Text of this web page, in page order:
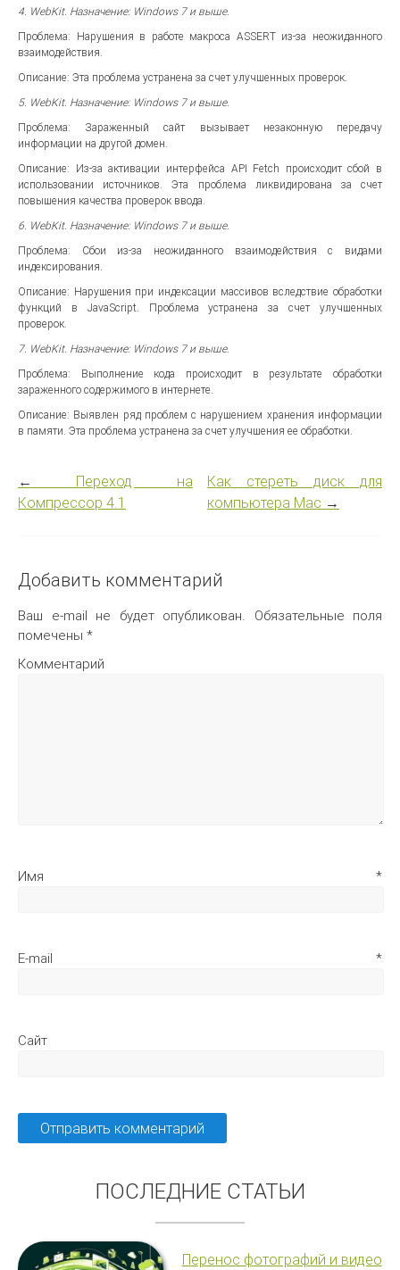
4. WebKit. Назначение: Windows 7 и выше.
Проблема: Нарушения в работе макроса ASSERT из-за неожиданного
взаимодействия.
Описание: Эта проблема устранена за счет улучшенных проверок.
5. WebKit. Назначение: Windows 7 и выше.
Проблема: Зараженный сайт вызывает незаконную передачу
информации на другой домен.
Описание: Из-за активации интерфейса API Fetch происходит сбой в
использовании источников. Эта проблема ликвидирована за счет
повышения качества проверок ввода.
6. WebKit. Назначение: Windows 7 и выше.
Проблема: Сбои из-за неожиданного взаимодействия с видами
индексирования.
Описание: Нарушения при индексации массивов вследствие обработки
функций в JavaScript. Проблема устранена за счет улучшенных
проверок.
7. WebKit. Назначение: Windows 7 и выше.
Проблема: Выполнение кода происходит в результате обработки
зараженного содержимого в интернете.
Описание: Выявлен ряд проблем с нарушением хранения информации
в памяти. Эта проблема устранена за счет улучшения ее обработки.
←
Переход на
Компрессор 4.1
Как стереть диск для
компьютера Mac →
Добавить комментарий
Ваш e-mail не будет опубликован.
Обязательные поля
помечены *
Комментарий
Имя *
E-mail *
Сайт
ПОСЛЕДНИЕ СТАТЬИ
Перенос фотографий и видео